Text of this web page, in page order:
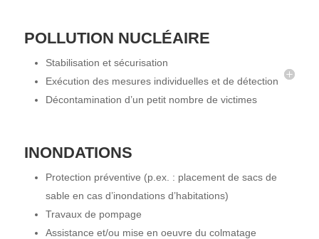
POLLUTION NUCLÉAIRE
Stabilisation et sécurisation
Exécution des mesures individuelles et de détection
Décontamination d’un petit nombre de victimes
INONDATIONS
Protection préventive (p.ex. : placement de sacs de
sable en cas d’inondations d’habitations)
Travaux de pompage
Assistance et/ou mise en oeuvre du colmatage